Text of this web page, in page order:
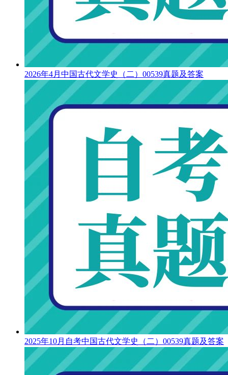
2026年4月中国古代文学史（二）00539真题及答案
2025年10月自考中国古代文学史（二）00539真题及答案